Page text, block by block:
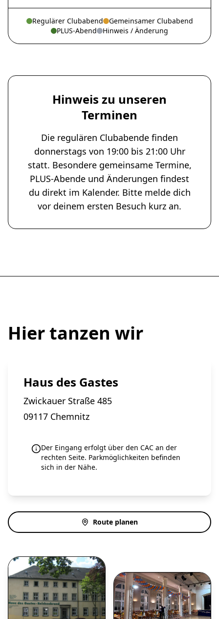
Regulärer Clubabend
Gemeinsamer Clubabend
PLUS-Abend
Hinweis / Änderung
Hinweis zu unseren
Terminen
Die regulären Clubabende finden
donnerstags von 19:00 bis 21:00 Uhr
statt. Besondere gemeinsame Termine,
PLUS-Abende und Änderungen findest
du direkt im Kalender. Bitte melde dich
vor deinem ersten Besuch kurz an.
Hier tanzen wir
Haus des Gastes
Zwickauer Straße 485
09117 Chemnitz
Der Eingang erfolgt über den CAC an der
rechten Seite. Parkmöglichkeiten befinden
sich in der Nähe.
Route planen